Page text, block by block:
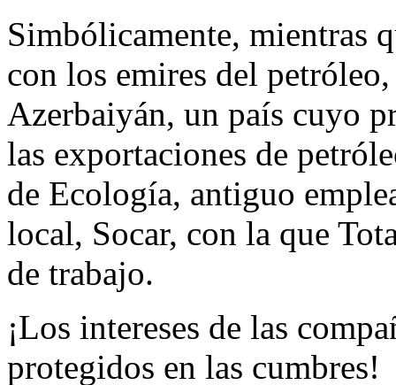
Simbólicamente, mientras
con los emires del
Azerbaiyán, un país cuyo
las exportaciones de
de Ecología, antiguo
local, Socar, con la que
de trabajo.
¡Los intereses de las
protegidos en las cumbres!